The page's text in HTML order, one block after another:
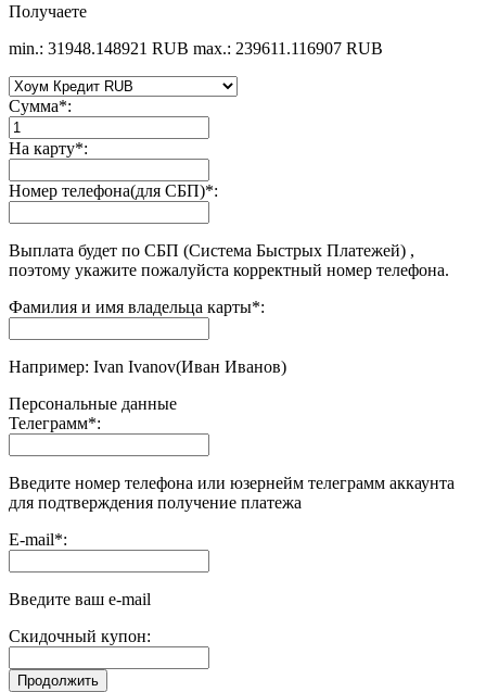
Получаете
min.: 31948.148921 RUB max.: 239611.116907 RUB
Сумма*:
На карту*:
Номер телефона(для СБП)*:
Выплата будет по СБП (Система Быстрых Платежей) ,
поэтому укажите пожалуйста корректный номер телефона.
Фамилия и имя владельца карты*:
Например: Ivan Ivanov(Иван Иванов)
Персональные данные
Телеграмм*:
Введите номер телефона или юзернейм телеграмм аккаунта
для подтверждения получение платежа
E-mail*:
Введите ваш e-mail
Скидочный купон: